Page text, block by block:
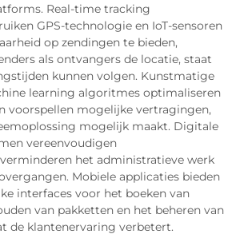
Real-time tracking
GPS-technologie en IoT-sensoren
op zendingen te bieden,
als ontvangers de locatie, staat
kunnen volgen. Kunstmatige
learning algoritmes optimaliseren
voorspellen mogelijke vertragingen,
mogelijk maakt. Digitale
vereenvoudigen
het administratieve werk
Mobiele applicaties bieden
interfaces voor het boeken van
van pakketten en het beheren van
de klantenervaring verbetert.